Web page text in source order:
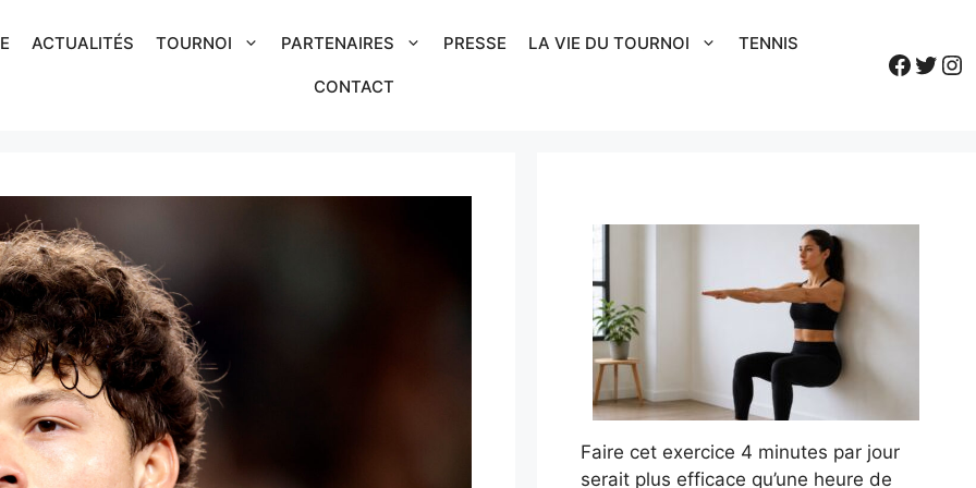
ACTUALITÉS TOURNOI PARTENAIRES PRESSE LA VIE DU TOURNOI TENNIS
CONTACT
Faire cet exercice 4 minutes par jour
serait plus efficace qu’une heure de